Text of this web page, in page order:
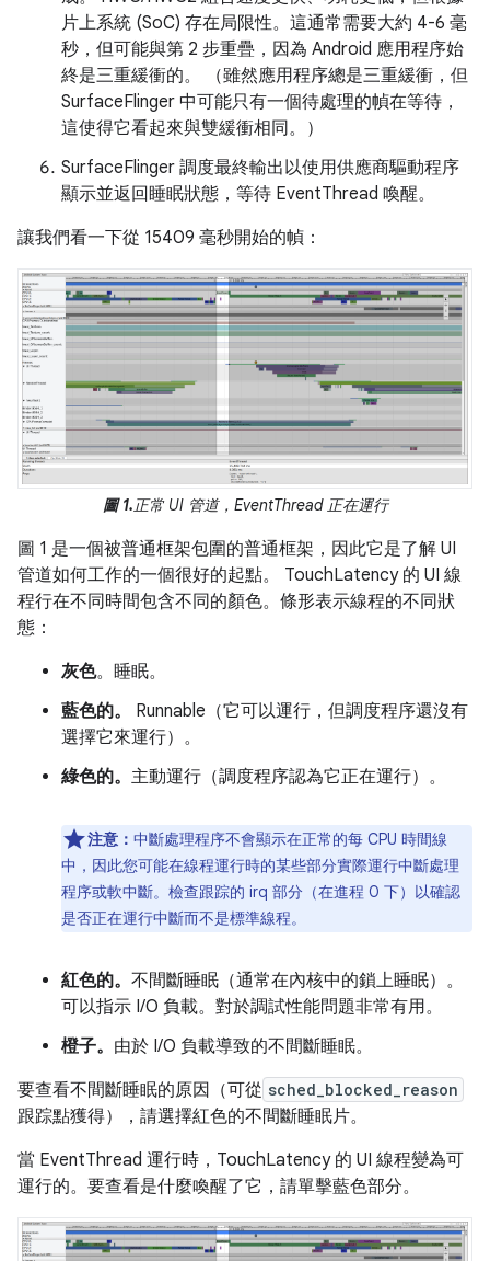
片上系統 (SoC) 存在局限性。這通常需要大約 4-6 毫
秒，但可能與第 2 步重疊，因為 Android 應用程序始
終是三重緩衝的。 （雖然應用程序總是三重緩衝，但
SurfaceFlinger 中可能只有一個待處理的幀在等待，
這使得它看起來與雙緩衝相同。）
SurfaceFlinger 調度最終輸出以使用供應商驅動程序
顯示並返回睡眠狀態，等待 EventThread 喚醒。
讓我們看一下從 15409 毫秒開始的幀：
圖 1.正常 UI 管道，EventThread 正在運行
圖 1 是一個被普通框架包圍的普通框架，因此它是了解 UI
管道如何工作的一個很好的起點。 TouchLatency 的 UI 線
程行在不同時間包含不同的顏色。條形表示線程的不同狀
態：
灰色。睡眠。
藍色的。
Runnable（它可以運行，但調度程序還沒有
選擇它來運行）。
綠色的。 主動運行（調度程序認為它正在運行）。
注意： 中斷處理程序不會顯示在正常的每 CPU 時間線
中，因此您可能在線程運行時的某些部分實際運行中斷處理
程序或軟中斷。檢查跟踪的 irq 部分（在進程 0 下）以確認
是否正在運行中斷而不是標準線程。
紅色的。 不間斷睡眠（通常在內核中的鎖上睡眠）。
可以指示 I/O 負載。對於調試性能問題非常有用。
橙子。 由於 I/O 負載導致的不間斷睡眠。
要查看不間斷睡眠的原因（可從 sched_blocked_reason
跟踪點獲得），請選擇紅色的不間斷睡眠片。
當 EventThread 運行時，TouchLatency 的 UI 線程變為可
運行的。要查看是什麼喚醒了它，請單擊藍色部分。